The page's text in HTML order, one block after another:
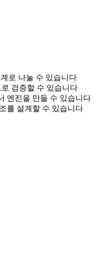
로 나눌 수 있습니다
로 검증할 수 있습니다
엔진을 만들 수 있습니다
를 설계할 수 있습니다